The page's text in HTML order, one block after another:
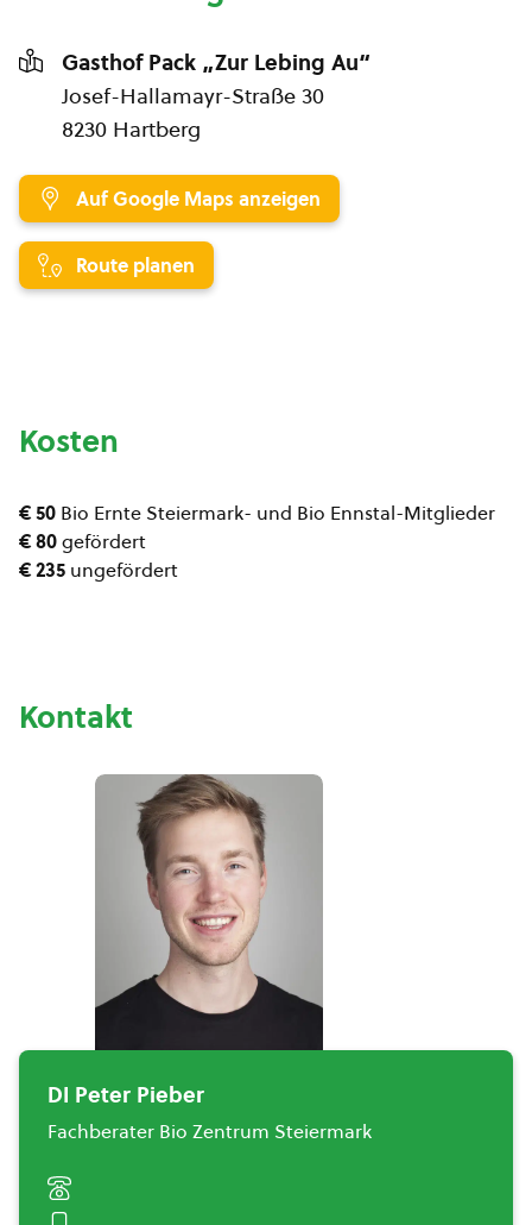
Gasthof Pack „Zur Lebing Au“
Josef-Hallamayr-Straße 30
8230 Hartberg
Auf Google Maps anzeigen
Route planen
Kosten
€ 50 Bio Ernte Steiermark- und Bio Ennstal-Mitglieder
€ 80gefördert
€ 235 ungefördert
Kontakt
DI Peter Pieber
Fachberater Bio Zentrum Steiermark